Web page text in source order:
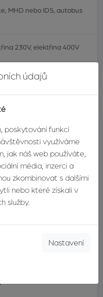
MHD nebo IDS, autobus
230V, elektřina 400V
Zvonek
miroslav@zvonek.cz
KONTAKTUJTE
údajů
poskytování funkcí
využíváme
jak náš web používáte,
média, inzerci a
zkombinovat s dalšími
nebo které získali v
služby.
Nastavení